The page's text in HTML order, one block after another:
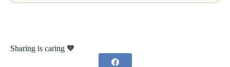
Sharing is caring 🧡